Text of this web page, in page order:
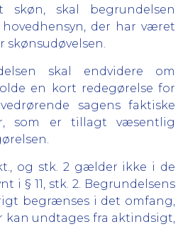
skøn, skal begrundelsen
der har været
skal endvidere om
en kort redegørelse for
sagens faktiske
som er tillagt væsentlig
og stk. 2 gælder ikke i de
i § 11, stk. 2. Begrundelsens
begrænses i det omfang,
kan undtages fra aktindsigt,